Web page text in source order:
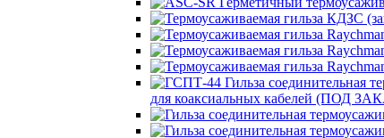
для коаксиальных кабелей (ПОД